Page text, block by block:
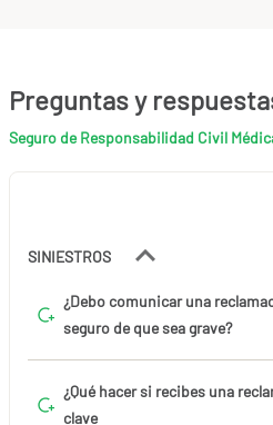
Preguntas y
Seguro de Responsabilidad Civil
SINIESTROS
¿Debo comunicar una
seguro de que sea grave?
¿Qué hacer si recibes una
clave